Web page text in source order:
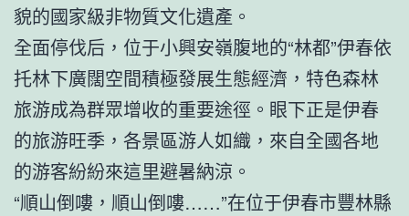
貌的國家級非物質文化遺產。
全面停伐后，位于小興安嶺腹地的“林都”伊春依
托林下廣闊空間積極發展生態經濟，特色森林
旅游成為群眾增收的重要途徑。眼下正是伊春
的旅游旺季，各景區游人如織，來自全國各地
的游客紛紛來這里避暑納涼。
“順山倒嘍，順山倒嘍……”在位于伊春市豐林縣